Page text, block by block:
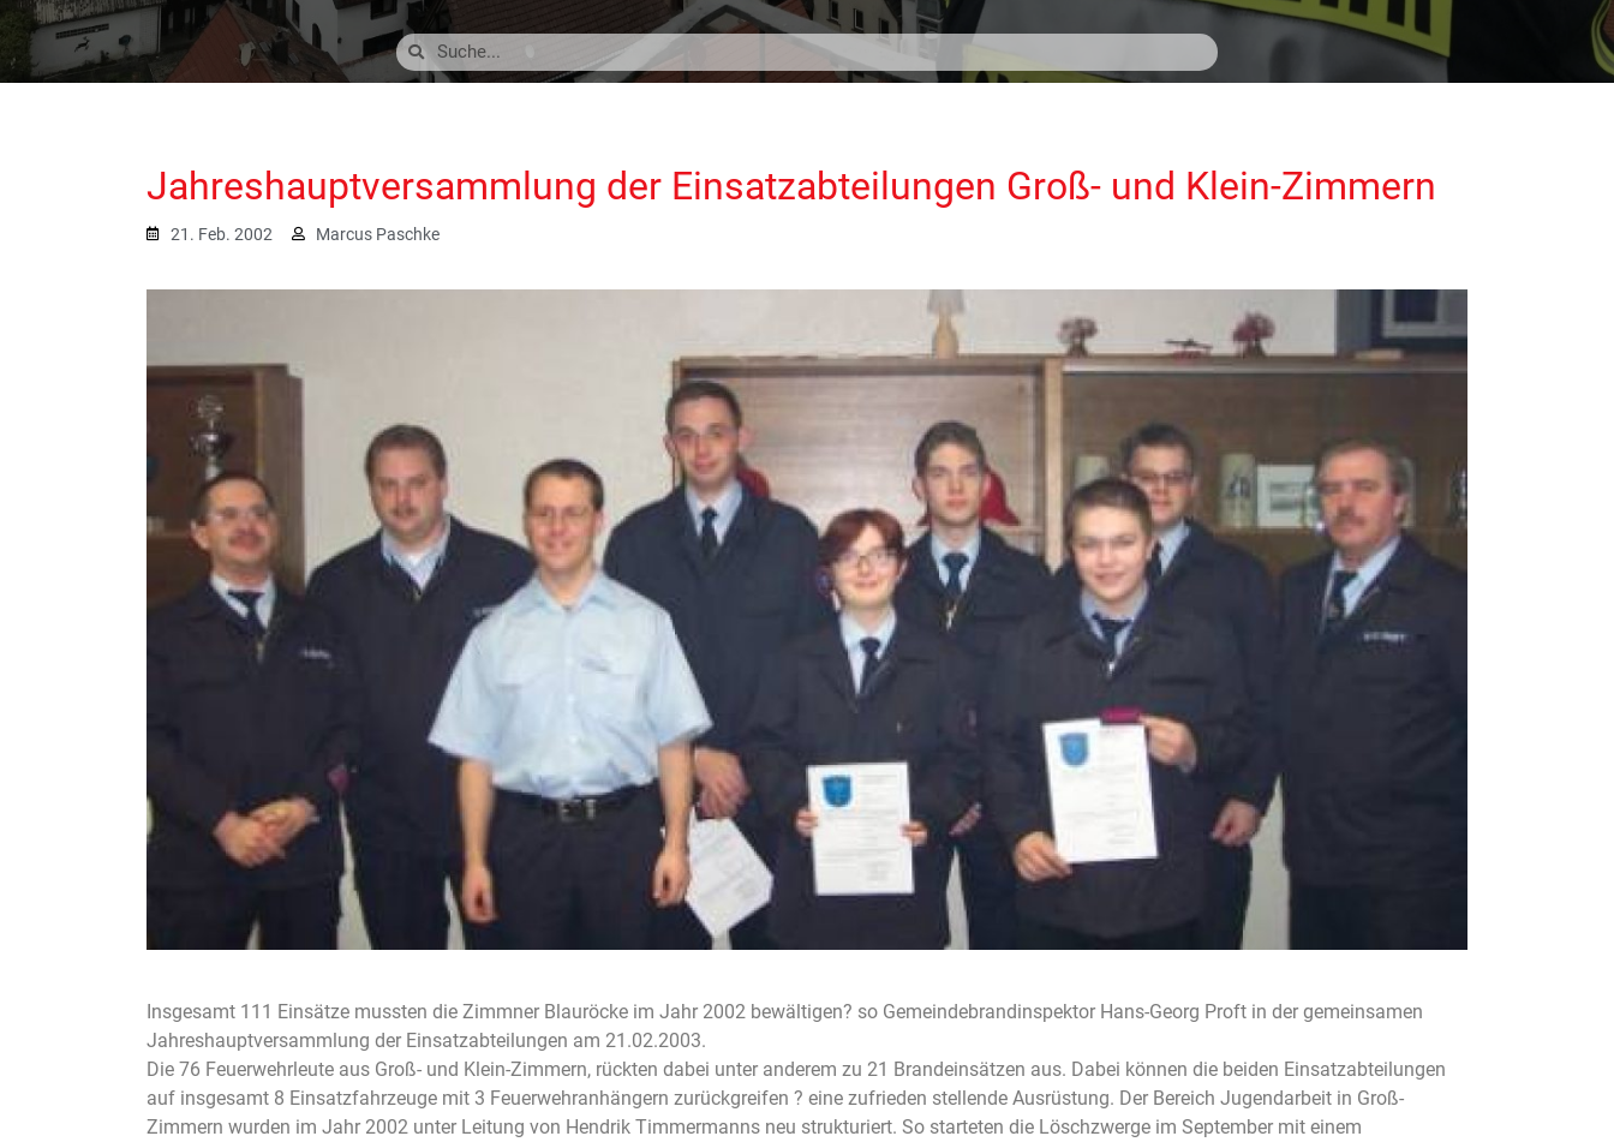
Jahreshauptversammlung der Einsatzabteilungen Groß- und Klein-Zimmern
21. Feb. 2002 Marcus Paschke
Insgesamt 111 Einsätze mussten die Zimmner Blauröcke im Jahr 2002 bewältigen? so Gemeindebrandinspektor Hans-Georg Proft in der gemeinsamen
Jahreshauptversammlung der Einsatzabteilungen am 21.02.2003.
Die 76 Feuerwehrleute aus Groß- und Klein-Zimmern, rückten dabei unter anderem zu 21 Brandeinsätzen aus. Dabei können die beiden Einsatzabteilungen
auf insgesamt 8 Einsatzfahrzeuge mit 3 Feuerwehranhängern zurückgreifen ? eine zufrieden stellende Ausrüstung. Der Bereich Jugendarbeit in Groß-
Zimmern wurden im Jahr 2002 unter Leitung von Hendrik Timmermanns neu strukturiert. So starteten die Löschzwerge im September mit einem